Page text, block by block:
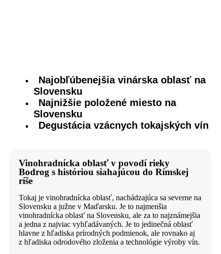
Najobľúbenejšia vinárska oblasť na
Slovensku
Najnižšie položené miesto na
Slovensku
Degustácia vzácnych tokajských vín
Vinohradnícka oblasť v povodí rieky
Bodrog s históriou siahajúcou do Rímskej
ríše
Tokaj je vinohradnícka oblasť, nachádzajúca sa severne na
Slovensku a južne v Maďarsku. Je to najmenšia
vinohradnícka oblasť na Slovensku, ale za to najznámejšia
a jedna z najviac vyhľadávaných. Je to jedinečná oblasť
hlavne z hľadiska prírodných podmienok, ale rovnako aj
z hľadiska odrodového zloženia a technológie výroby vín.